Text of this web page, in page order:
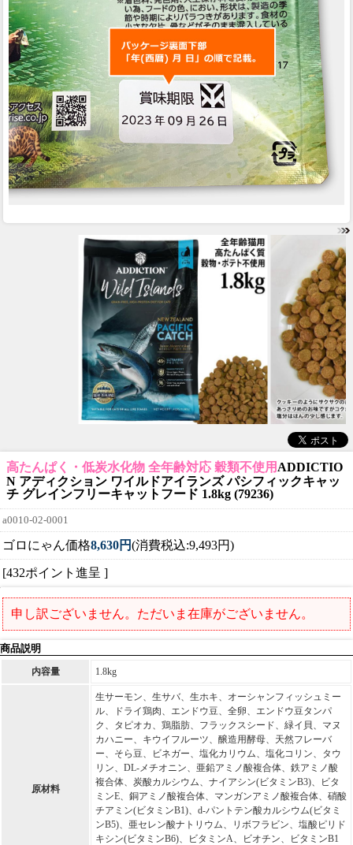
高たんぱく・低炭水化物 全年齢対応 穀類不使用ADDICTIO
N アディクション ワイルドアイランズ パシフィックキャッ
チ グレインフリーキャットフード 1.8kg (79236)
a0010-02-0001
ゴロにゃん価格8,630円(消費税込:9,493円)
[432ポイント進呈 ]
申し訳ございません。ただいま在庫がございません。
商品説明
内容量 1.8kg
原材料
生サーモン、生サバ、生ホキ、オーシャンフィッシュミー
ル、ドライ鶏肉、エンドウ豆、全卵、エンドウ豆タンパ
ク、タピオカ、鶏脂肪、フラックスシード、緑イ貝、マヌ
カハニー、キウイフルーツ、醸造用酵母、天然フレーバ
ー、そら豆、ビネガー、塩化カリウム、塩化コリン、タウ
リン、DL-メチオニン、亜鉛アミノ酸複合体、鉄アミノ酸
複合体、炭酸カルシウム、ナイアシン(ビタミンB3)、ビタ
ミンE、銅アミノ酸複合体、マンガンアミノ酸複合体、硝酸
チアミン(ビタミンB1)、d-パントテン酸カルシウム(ビタミ
ンB5)、亜セレン酸ナトリウム、リボフラビン、塩酸ピリド
キシン(ビタミンB6)、ビタミンA、ビオチン、ビタミンB1